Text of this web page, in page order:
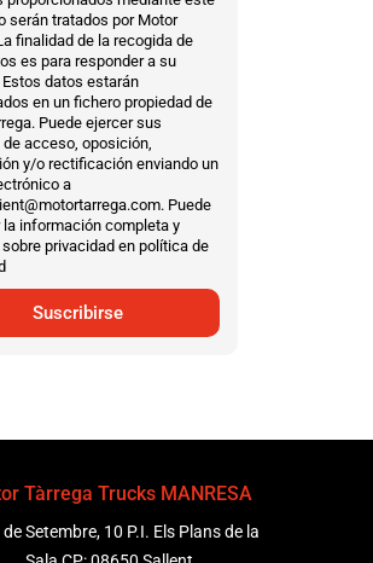
serán tratados por Motor
finalidad de la recogida de
es para responder a su
datos estarán
en un fichero propiedad de
Puede ejercer sus
acceso, oposición,
y/o rectificación enviando un
a
Puede
información completa y
privacidad en política de
Suscribirse
Tàrrega Trucks MANRESA
Setembre, 10 P.I. Els Plans de la